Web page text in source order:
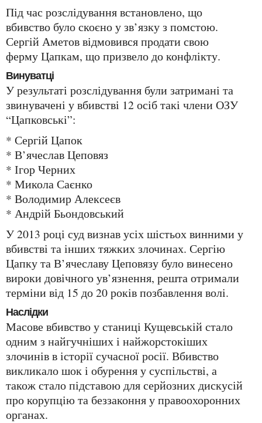
Під час розслідування встановлено, що
вбивство було скоєно у зв’язку з помстою.
Сергій Аметов відмовився продати свою
ферму Цапкам, що призвело до конфлікту.
Винуватці
У результаті розслідування були затримані та
звинувачені у вбивстві 12 осіб такі члени ОЗУ
“Цапковські”:
* Сергій Цапок
* В’ячеслав Цеповяз
* Ігор Черних
* Микола Саєнко
* Володимир Алексеєв
* Андрій Бьондовський
У 2013 році суд визнав усіх шістьох винними у
вбивстві та інших тяжких злочинах. Сергію
Цапку та В’ячеславу Цеповязу було винесено
вироки довічного ув’язнення, решта отримали
терміни від 15 до 20 років позбавлення волі.
Наслідки
Масове вбивство у станиці Кущевській стало
одним з найгучніших і найжорстокіших
злочинів в історії сучасної росії. Вбивство
викликало шок і обурення у суспільстві, а
також стало підставою для серйозних дискусій
про корупцію та беззаконня у правоохоронних
органах.